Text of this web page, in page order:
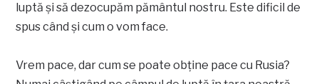
luptă şi să dezocupăm pământul nostru. Este dificil de
spus când şi cum o vom face.
Vrem pace, dar cum se poate obţine pace cu Rusia?